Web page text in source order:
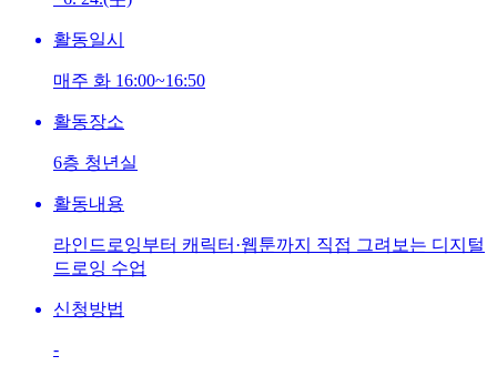
활동일시
매주 화 16:00~16:50
활동장소
6층 청년실
활동내용
라인드로잉부터 캐릭터·웹툰까지 직접 그려보는 디지털
드로잉 수업
신청방법
-